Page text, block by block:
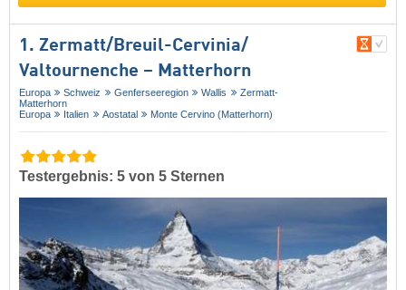
1. Zermatt/​Breuil-Cervinia/​
Valtournenche – Matterhorn
Europa Schweiz Genferseeregion Wallis
Zermatt-
Matterhorn
Europa
Italien Aostatal Monte Cervino (Matterhorn)
Testergebnis: 5 von 5 Sternen